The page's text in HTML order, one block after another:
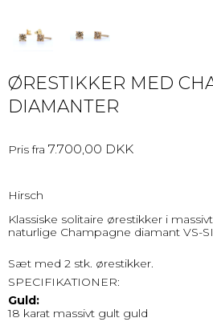
ØRESTIKKER MED
DIAMANTER
Pris fra 7.700,00 DKK
Hirsch
Klassiske solitaire ørestikker i
naturlige Champagne diamant VS-
Sæt med 2 stk. ørestikker.
SPECIFIKATIONER:
Guld:
18 karat massivt gult guld